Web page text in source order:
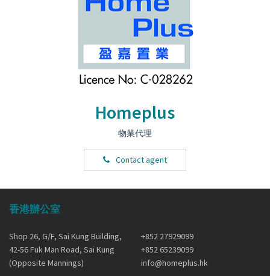
Homeplus
物業代理
Contact agent
香港辦公室
Shop 26, G/F, Sai Kung Building,
42-56 Fuk Man Road, Sai Kung
(Opposite Mannings)
+852 27929099
+852 65239099
info@homeplus.hk